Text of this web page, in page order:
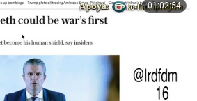
01:02:54